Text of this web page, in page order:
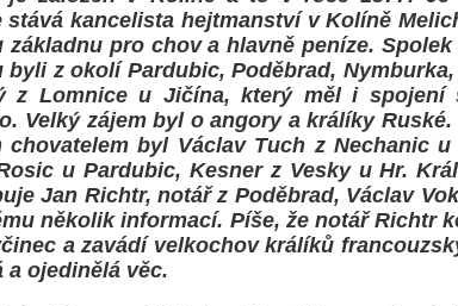
kancelista hejtmanství v Kolíně
pro chov a hlavně peníze.
z okolí Pardubic, Poděbrad,
z Lomnice u Jičína, který měl i spojení
Velký zájem byl o angory a králíky
byl Václav Tuch z Nechanic
u Pardubic, Kesner z Vesky u Hr.
Jan Richtr, notář z Poděbrad, Václav
několik informací. Píše, že notář Richtr
a zavádí velkochov králíků
ojedinělá věc.